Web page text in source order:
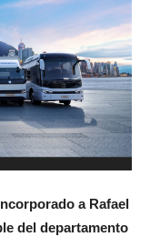
a Rafael
del departamento